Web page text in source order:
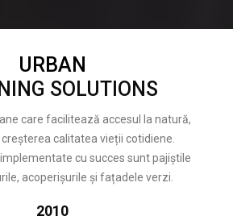
URBAN
SOLUTIONS
care facilitează accesul la natură,
calitatea vieții cotidiene.
cu succes sunt pajiștile
acoperișurile și fațadele verzi.
2010